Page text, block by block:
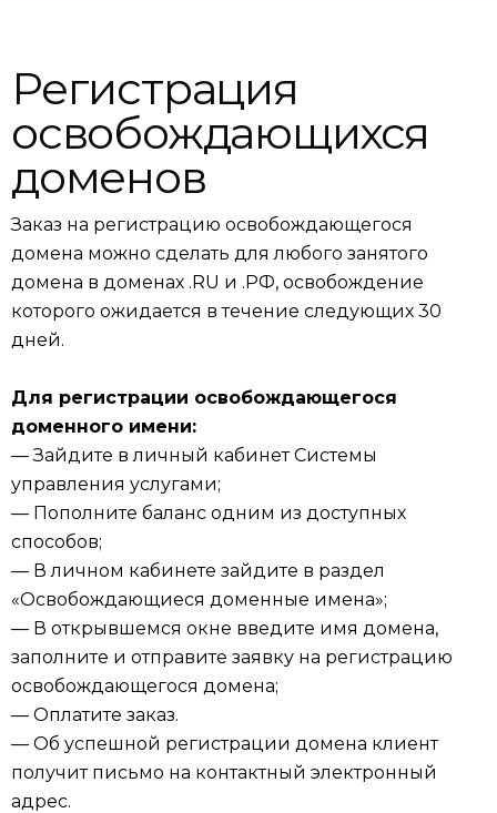
Регистрация
освобождающихся
доменов
Заказ на регистрацию освобождающегося
домена можно сделать для любого занятого
домена в доменах .RU и .РФ, освобождение
которого ожидается в течение следующих 30
дней.
Для регистрации освобождающегося
доменного имени:
— Зайдите в личный кабинет Системы
управления услугами;
— Пополните баланс одним из доступных
способов;
— В личном кабинете зайдите в раздел
«Освобождающиеся доменные имена»;
— В открывшемся окне введите имя домена,
заполните и отправите заявку на регистрацию
освобождающегося домена;
— Оплатите заказ.
— Об успешной регистрации домена клиент
получит письмо на контактный электронный
адрес.